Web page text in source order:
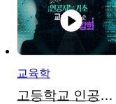
교육학
고등학교 인공지능 기초 교수ㆍ학습 역량 강화